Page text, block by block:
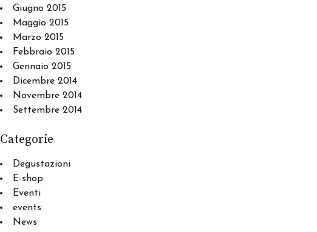
Giugno 2015
Maggio 2015
Marzo 2015
Febbraio 2015
Gennaio 2015
Dicembre 2014
Novembre 2014
Settembre 2014
Categorie
Degustazioni
E-shop
Eventi
events
News